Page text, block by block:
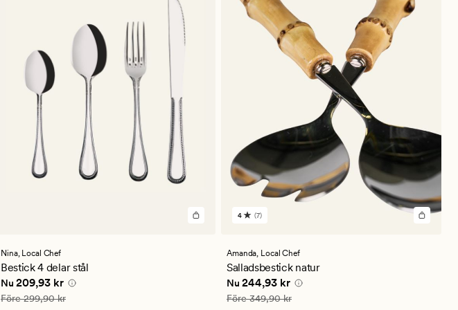
Nina, Local Chef
Bestick 4 delar stål
Nuvarande pris
Nu 209,93 kr
Ordinarie pris 299,90 kr
Före299,90 kr
7
ett
genomsnittligt
betyg
på
4
4 (7)
Amanda, Local Chef
Salladsbestick natur
Nuvarande pris
Nu 244,93 kr
Ordinarie pris 349,90 kr
Före349,90 kr